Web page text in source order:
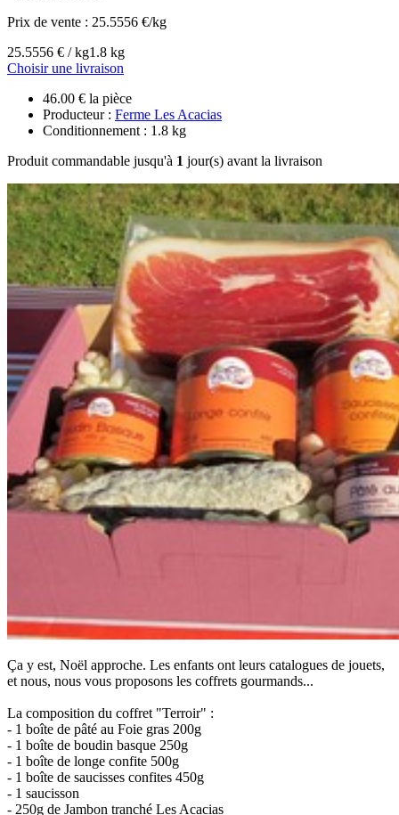
Prix de vente : 25.5556 €/kg
25.5556 € / kg1.8 kg
Choisir une livraison
46.00 € la pièce
Producteur : Ferme Les Acacias
Conditionnement : 1.8 kg
Produit commandable jusqu'à 1 jour(s) avant la livraison
Ça y est, Noël approche. Les enfants ont leurs catalogues de jouets,
et nous, nous vous proposons les coffrets gourmands...
La composition du coffret "Terroir" :
- 1 boîte de pâté au Foie gras 200g
- 1 boîte de boudin basque 250g
- 1 boîte de longe confite 500g
- 1 boîte de saucisses confites 450g
- 1 saucisson
- 250g de Jambon tranché Les Acacias